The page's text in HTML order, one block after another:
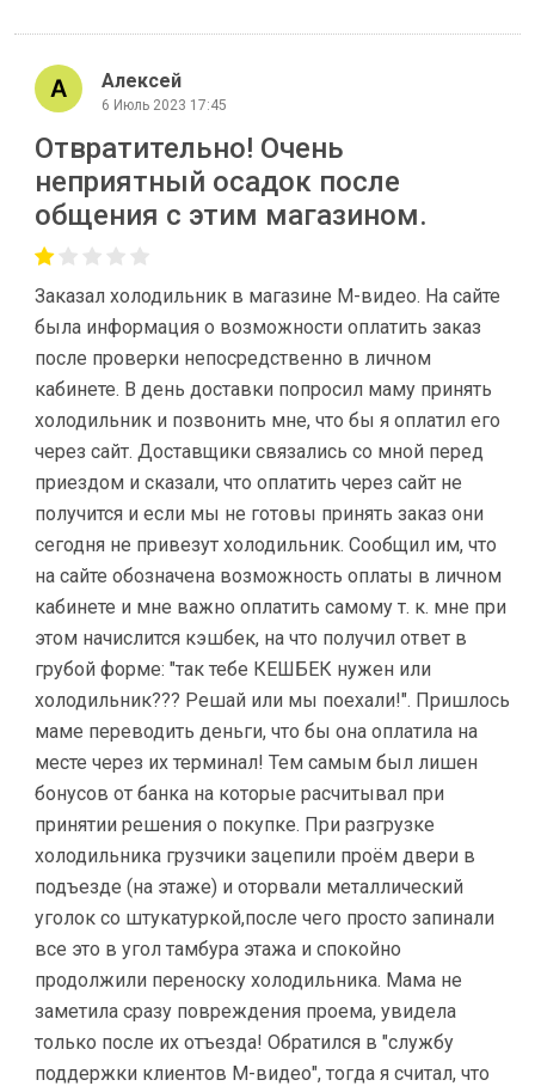
Алексей
6 Июль 2023 17:45
Отвратительно! Очень
неприятный осадок после
общения с этим магазином.
Заказал холодильник в магазине М-видео. На сайте
была информация о возможности оплатить заказ
после проверки непосредственно в личном
кабинете. В день доставки попросил маму принять
холодильник и позвонить мне, что бы я оплатил его
через сайт. Доставщики связались со мной перед
приездом и сказали, что оплатить через сайт не
получится и если мы не готовы принять заказ они
сегодня не привезут холодильник. Сообщил им, что
на сайте обозначена возможность оплаты в личном
кабинете и мне важно оплатить самому т. к. мне при
этом начислится кэшбек, на что получил ответ в
грубой форме: "так тебе КЕШБЕК нужен или
холодильник??? Решай или мы поехали!". Пришлось
маме переводить деньги, что бы она оплатила на
месте через их терминал! Тем самым был лишен
бонусов от банка на которые расчитывал при
принятии решения о покупке. При разгрузке
холодильника грузчики зацепили проём двери в
подъезде (на этаже) и оторвали металлический
уголок со штукатуркой,после чего просто запинали
все это в угол тамбура этажа и спокойно
продолжили переноску холодильника. Мама не
заметила сразу повреждения проема, увидела
только после их отъезда! Обратился в "службу
поддержки клиентов М-видео", тогда я считал, что